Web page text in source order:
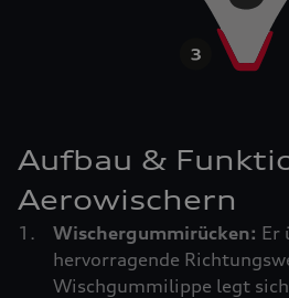
Aufbau &
Aerowischern
Wischergummirücken: Er
hervorragende
Wischgummilippe legt